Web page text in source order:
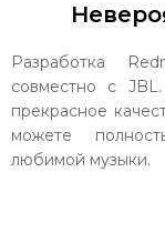
Разработка
совместно с JBL.
прекрасное
можете
любимой музыки.